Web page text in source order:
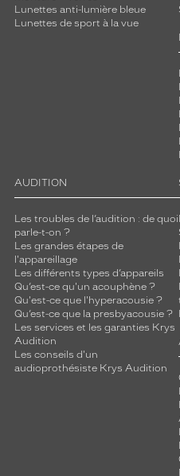
Lunettes anti-lumière bleue
Lunettes de sport à la vue
AUDITION
Les troubles de l’audition : de quoi
parle-t-on ?
Les grandes étapes de
l'appareillage
Les différents types d’appareils
Qu’est-ce qu'un acouphène ?
Qu'est-ce que l'hyperacousie ?
Qu’est-ce que la presbyacousie ?
Les services et les garanties Krys
Audition
Les conseils d'un
audioprothésiste Krys Audition